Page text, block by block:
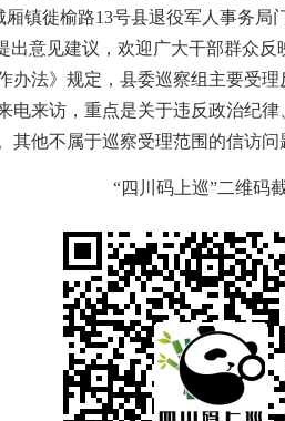
厢镇徙榆路13号县退役军人事务
出意见建议，欢迎广大干部群众
办法》规定，县委巡察组主要受
电来访，重点是关于违反政治纪
他不属于巡察受理范围的信访问
“四川码上巡”二维码